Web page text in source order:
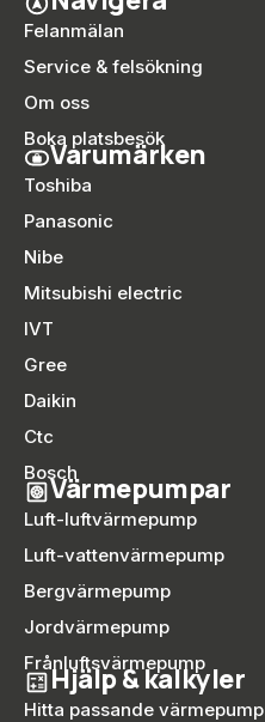
Felanmälan
Service & felsökning
Om oss
Boka platsbesök
Varumärken
Toshiba
Panasonic
Nibe
Mitsubishi electric
IVT
Gree
Daikin
Ctc
BoschVärmepumpar
Luft-luftvärmepump
Luft-vattenvärmepump
Bergvärmepump
Jordvärmepump
Frånluftsvärmepump
Hjälp & kalkyler
Hitta passande värmepump